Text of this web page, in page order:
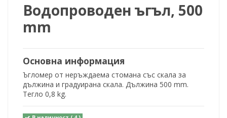
Водопроводен ъгъл, 500
mm
Основна информация
Ъгломер от неръждаема стомана със скала за
дължина и градуирана скала. Дължина 500 mm.
Тегло 0,8 kg.